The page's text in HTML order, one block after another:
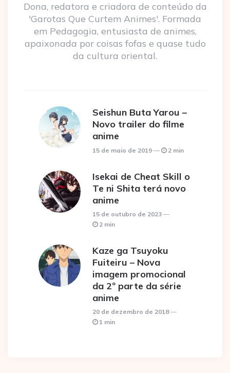
Dona, redatora e criadora de conteúdo da
'Garotas Que Curtem Animes'. Formada
em Pedagogia, entusiasta de animes,
apaixonada por coisas fofas e quase tudo
da cultura oriental.
Seishun Buta Yarou –
Novo trailer do filme
anime
15 de maio de 2019 2 min
Isekai de Cheat Skill o
Te ni Shita terá novo
anime
15 de outubro de 2023
2 min
Kaze ga Tsuyoku
Fuiteiru – Nova
imagem promocional
da 2º parte da série
anime
20 de dezembro de 2018
1 min